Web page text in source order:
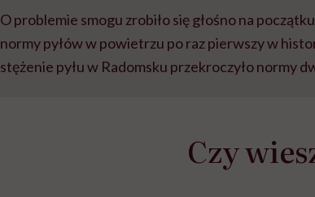
O problemie smogu zrobiło się głośno na
normy pyłów w powietrzu po raz pierwszy w
stężenie pyłu w Radomsku przekroczyło normy
Czy